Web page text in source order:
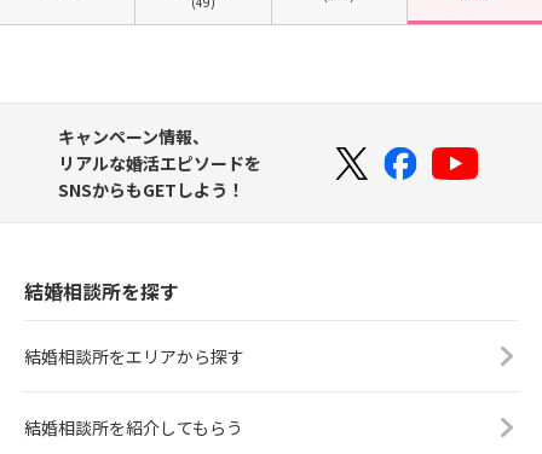
キャンペーン情報、
リアルな婚活エピソードを
SNSからもGETしよう！
結婚相談所を探す
結婚相談所をエリアから探す
結婚相談所を紹介してもらう